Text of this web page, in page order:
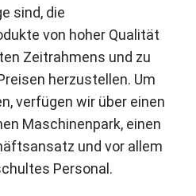
sind, die
von hoher Qualität
Zeitrahmens und zu
herzustellen. Um
verfügen wir über einen
Maschinenpark, einen
und vor allem
Personal.